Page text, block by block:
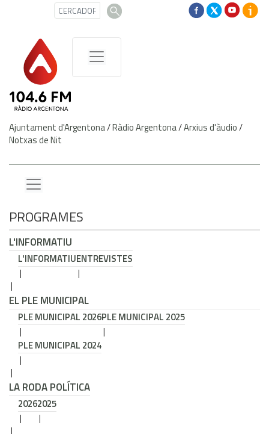
Ajuntament d'Argentona/Ràdio Argentona/Arxius d'àudio/
Notxas de Nit
PROGRAMES
L'INFORMATIU
L'INFORMATIUENTREVISTES
EL PLE MUNICIPAL
PLE MUNICIPAL 2026PLE MUNICIPAL 2025
PLE MUNICIPAL 2024
LA RODA POLÍTICA
20262025